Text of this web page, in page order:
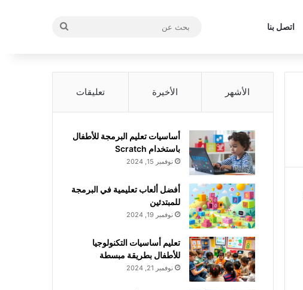
اتصل بنا
بحث
الأشهر الأخيرة تعليقات
أساسيات تعليم البرمجة للأطفال
باستخدام Scratch
نوفمبر 15, 2024
أفضل ألعاب تعليمية في البرمجة
للمبتدئين
نوفمبر 19, 2024
تعليم أساسيات التكنولوجيا
للأطفال بطريقة مبسطة
نوفمبر 21, 2024